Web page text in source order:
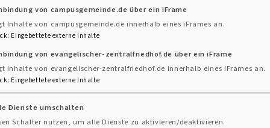
seit 1974 als staatlich anerkannter Trägerder
für die Stadt Regensburg. Unser Sitz ist das
von campusgemeinde.de über ein iFrame
Inhalte von campusgemeinde.de innerhalb eines iFrames an.
: Eingebettete externe Inhalte
von evangelischer-zentralfriedhof.de über ein iFrame
Inhalte von evangelischer-zentralfriedhof.de innerhalb eines iFrames an.
: Eingebettete externe Inhalte
Dienste umschalten
Schalter nutzen, um alle Dienste zu aktivieren/deaktivieren.